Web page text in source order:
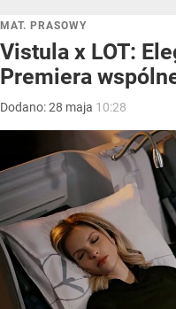
MAT. PRASOWY
Vistula x LOT:
Premiera
Dodano:28 maja 10:28